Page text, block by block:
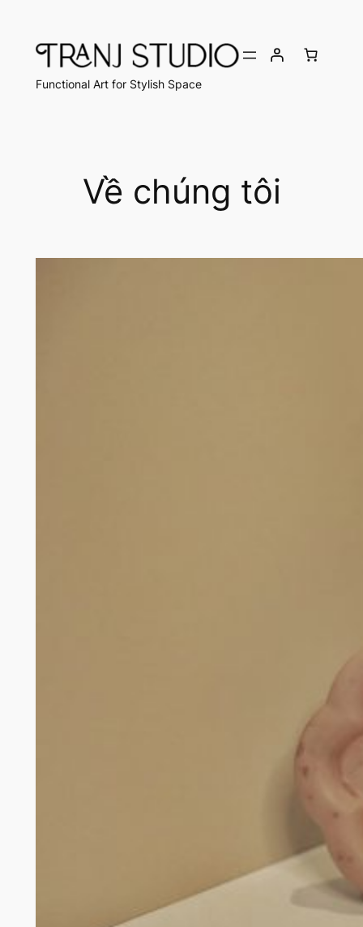
phần
Functional Art for Stylish Space
Về chúng tôi